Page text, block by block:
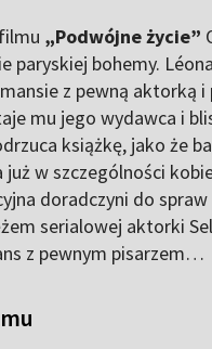
„Podwójne życie”
paryskiej bohemy.
z pewną aktorką i
mu jego wydawca i
książkę, jako że
już w szczególności
doradczyni do
serialowej aktorki
z pewnym pisarzem…